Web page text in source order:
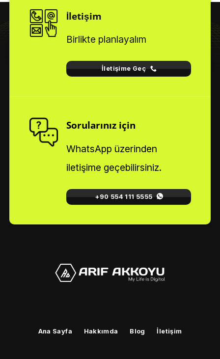
İletişim
Birlikte planlayalım
İletişime Geç
Sorularınız için
WhatsApp üzerinden
iletişime geçebilirsiniz.
+90 554 111 5555
Ana Sayfa Hakkımda Blog İletişim